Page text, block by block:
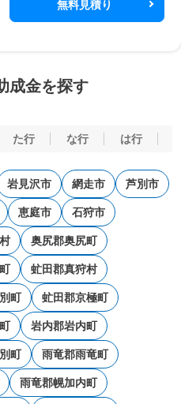
無料見積り
成金を探す
た行 な行 は行
岩見沢市 網走市 芦別市
恵庭市 石狩市
奥尻郡奥尻町
虻田郡真狩村
町 虻田郡京極町
岩内郡岩内町
町 雨竜郡雨竜町
雨竜郡幌加内町